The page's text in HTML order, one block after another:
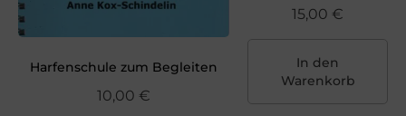
Harfenschule zum Begleiten
10,00 €
15,00 €
In den
Warenkorb